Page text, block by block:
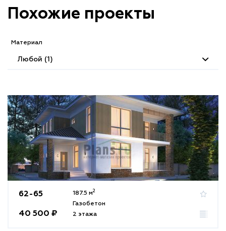
Похожие проекты
Материал
Любой (1)
62-65
40 500 ₽
187.5 м2
Газобетон
2 этажа